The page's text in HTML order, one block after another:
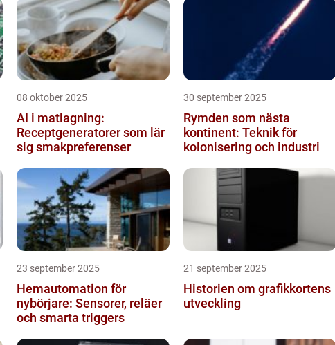
08 oktober 2025
AI i matlagning:
Receptgeneratorer som lär
sig smakpreferenser
30 september 2025
Rymden som nästa
kontinent: Teknik för
kolonisering och industri
23 september 2025
Hemautomation för
nybörjare: Sensorer, reläer
och smarta triggers
21 september 2025
Historien om grafikkortens
utveckling